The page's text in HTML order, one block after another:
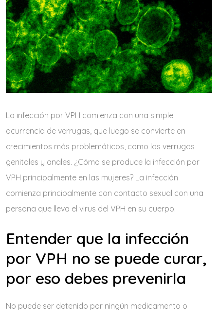
La infección por VPH comienza con una simple
ocurrencia de verrugas, que luego se convierte en
crecimientos más problemáticos, como las verrugas
genitales y anales. ¿Cómo se produce la infección por
VPH principalmente en las mujeres? La infección
comienza principalmente con contacto sexual con una
persona que lleva el virus del VPH en su cuerpo.
Entender que la infección
por VPH no se puede curar,
por eso debes prevenirla
No puede ser detenido por ningún medicamento o